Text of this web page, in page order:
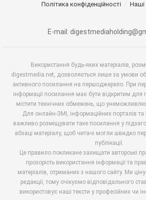
Політика конфіденційності
Наші
E-mail:
Використання будь-яких матеріалів,
digestmedia.net, дозволяється лише за умови
активного посилання на першоджерело. При
інформації посилання має бути відкритим для
містити технічних обмежень, що
Для онлайн-ЗМІ, інформаційних порталів та
важливо розміщувати таке посилання у
абзаці матеріалу, щоб читачі могли швидко
публікації.
Це правило покликане захищати авторські
прозорість використання інформації та
матеріалів, отриманих з нашого сайту. Ми
редакції, тому очікуємо відповідального
використовує наші тексти у професійних чи